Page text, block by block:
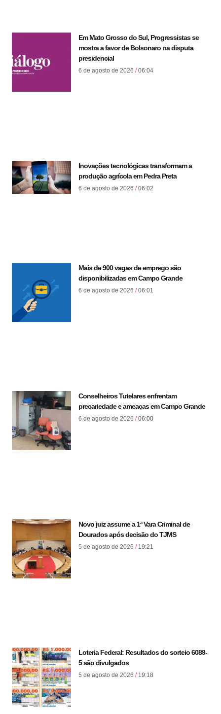
Em Mato Grosso do Sul, Progressistas se
mostra a favor de Bolsonaro na disputa
presidencial
6 de agosto de 2026 06:04
Inovações tecnológicas transformam a
produção agrícola em Pedra Preta
6 de agosto de 2026 06:02
Mais de 900 vagas de emprego são
disponibilizadas em Campo Grande
6 de agosto de 2026 06:01
Conselheiros Tutelares enfrentam
precariedade e ameaças em Campo Grande
6 de agosto de 2026 06:00
Novo juiz assume a 1ª Vara Criminal de
Dourados após decisão do TJMS
5 de agosto de 2026 19:21
Loteria Federal: Resultados do sorteio 6089-
5 são divulgados
5 de agosto de 2026 19:18